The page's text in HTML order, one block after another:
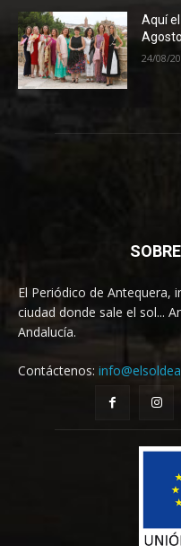
Aquí
24/08/
El Periódico de Antequera,
ciudad donde sale el sol...
Andalucía.
Contáctenos: